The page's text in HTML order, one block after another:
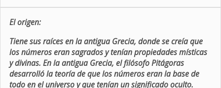
El origen:
Tiene sus raíces en la antigua Grecia, donde se creía que
los números eran sagrados y tenían propiedades místicas
y divinas. En la antigua Grecia, el filósofo Pitágoras
desarrolló la teoría de que los números eran la base de
todo en el universo y que tenían un significado oculto.